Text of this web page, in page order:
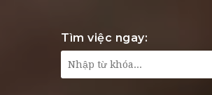
Tìm việc ngay: